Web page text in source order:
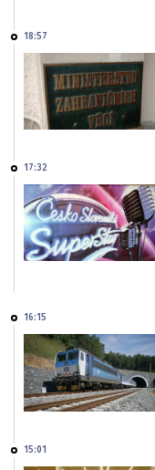
18:57
17:32
16:15
15:01